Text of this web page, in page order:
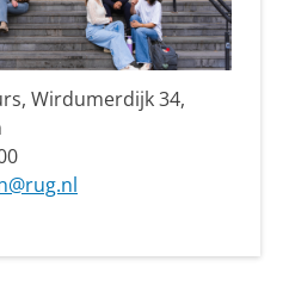
Wirdumerdijk 34,